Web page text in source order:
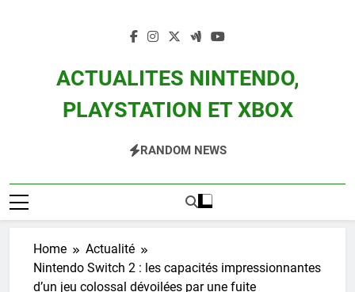
ACTUALITES NINTENDO,
PLAYSTATION ET XBOX
Zelda, Splatoon, Pokemon Entre Autres
RANDOM NEWS
Home
Actualité
Nintendo Switch 2 : les capacités impressionnantes
d’un jeu colossal dévoilées par une fuite